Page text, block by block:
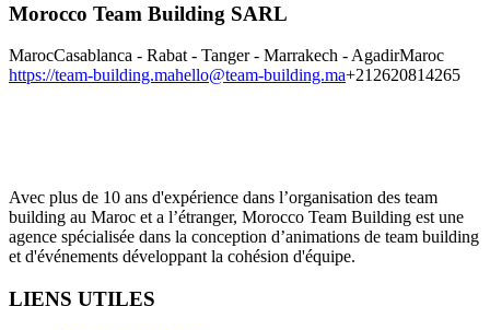
Morocco Team Building SARL
MarocCasablanca - Rabat - Tanger - Marrakech - AgadirMaroc
https://team-building.mahello@team-building.ma+212620814265
Avec plus de 10 ans d'expérience dans l’organisation des team
building au Maroc et a l’étranger, Morocco Team Building est une
agence spécialisée dans la conception d’animations de team building
et d'événements développant la cohésion d'équipe.
LIENS UTILES